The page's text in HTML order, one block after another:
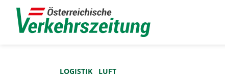
LOGISTIK LUFT